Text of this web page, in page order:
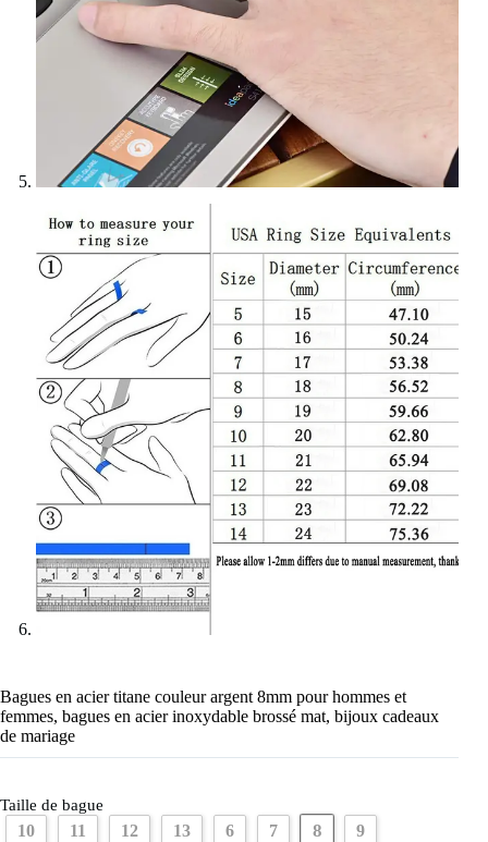
Bagues en acier titane couleur argent 8mm pour hommes et
femmes, bagues en acier inoxydable brossé mat, bijoux cadeaux
de mariage
Taille de bague
10 11 12 13 6 7 8 9